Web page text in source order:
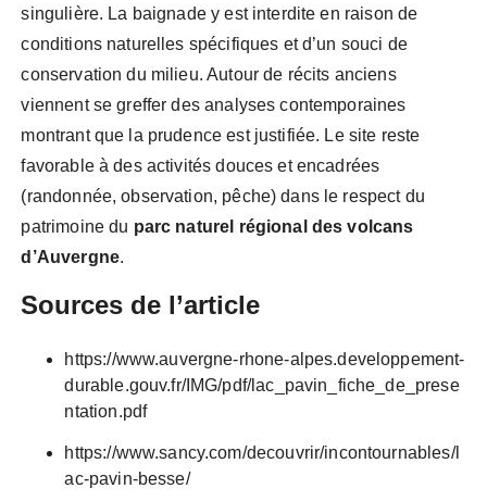
singulière. La baignade y est interdite en raison de
conditions naturelles spécifiques et d’un souci de
conservation du milieu. Autour de récits anciens
viennent se greffer des analyses contemporaines
montrant que la prudence est justifiée. Le site reste
favorable à des activités douces et encadrées
(randonnée, observation, pêche) dans le respect du
patrimoine du parc naturel régional des volcans
d’Auvergne.
Sources de l’article
https://www.auvergne-rhone-alpes.developpement-
durable.gouv.fr/IMG/pdf/lac_pavin_fiche_de_prese
ntation.pdf
https://www.sancy.com/decouvrir/incontournables/l
ac-pavin-besse/